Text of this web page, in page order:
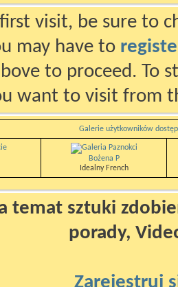
visit, be sure to
may have to
to proceed. To
want to visit from
Galerie użytkowników
Bożena P
Idealny French
temat sztuki
porady,
Zarejestruj